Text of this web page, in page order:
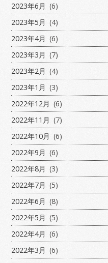
2023年6月 (6)
2023年5月 (4)
2023年4月 (6)
2023年3月 (7)
2023年2月 (4)
2023年1月 (3)
2022年12月 (6)
2022年11月 (7)
2022年10月 (6)
2022年9月 (6)
2022年8月 (3)
2022年7月 (5)
2022年6月 (8)
2022年5月 (5)
2022年4月 (6)
2022年3月 (6)